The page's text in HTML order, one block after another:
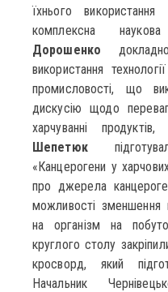
їхнього
комплексна
Дорошенко
використання
промисловості, що
дискусію щодо
харчуванні
Шепетюк
«Канцерогени у
про джерела
можливості зменшення
на організм на
круглого столу
кросворд, який
Начальник